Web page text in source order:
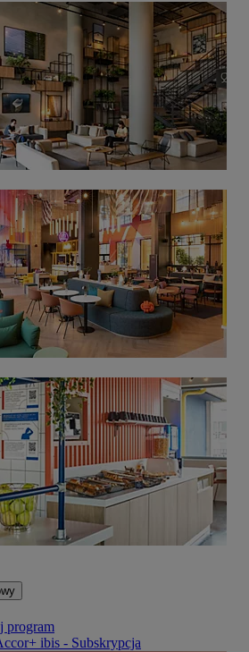
program
ibis - Subskrypcja